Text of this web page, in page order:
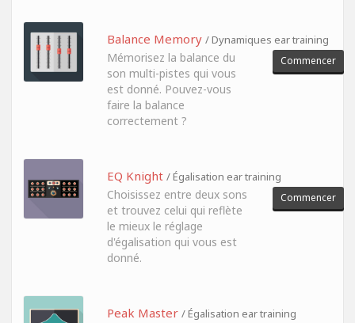
Balance Memory / Dynamiques ear training
Mémorisez la balance du
son multi-pistes qui vous
est donné. Pouvez-vous
faire la balance
correctement ?
Commencer
EQ Knight / Égalisation ear training
Choisissez entre deux sons
et trouvez celui qui reflète
le mieux le réglage
d'égalisation qui vous est
donné.
Commencer
Peak Master / Égalisation ear training